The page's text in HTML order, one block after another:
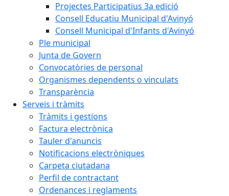
Projectes Participatius 3a edició
Consell Educatiu Municipal d'Avinyó
Consell Municipal d'Infants d'Avinyó
Ple municipal
Junta de Govern
Convocatòries de personal
Organismes dependents o vinculats
Transparència
Serveis i tràmits
Tràmits i gestions
Factura electrònica
Tauler d'anuncis
Notificacions electròniques
Carpeta ciutadana
Perfil de contractant
Ordenances i reglaments